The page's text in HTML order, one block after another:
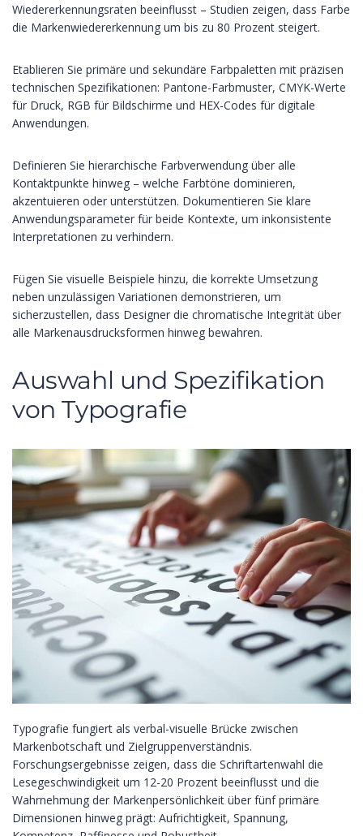
Wiedererkennungsraten beeinflusst – Studien zeigen, dass Farbe
die Markenwiedererkennung um bis zu 80 Prozent steigert.
Etablieren Sie primäre und sekundäre Farbpaletten mit präzisen
technischen Spezifikationen: Pantone-Farbmuster, CMYK-Werte
für Druck, RGB für Bildschirme und HEX-Codes für digitale
Anwendungen.
Definieren Sie hierarchische Farbverwendung über alle
Kontaktpunkte hinweg – welche Farbtöne dominieren,
akzentuieren oder unterstützen. Dokumentieren Sie klare
Anwendungsparameter für beide Kontexte, um inkonsistente
Interpretationen zu verhindern.
Fügen Sie visuelle Beispiele hinzu, die korrekte Umsetzung
neben unzulässigen Variationen demonstrieren, um
sicherzustellen, dass Designer die chromatische Integrität über
alle Markenausdrucksformen hinweg bewahren.
Auswahl und Spezifikation
von Typografie
Typografie fungiert als verbal-visuelle Brücke zwischen
Markenbotschaft und Zielgruppenverständnis.
Forschungsergebnisse zeigen, dass die Schriftartenwahl die
Lesegeschwindigkeit um 12-20 Prozent beeinflusst und die
Wahrnehmung der Markenpersönlichkeit über fünf primäre
Dimensionen hinweg prägt: Aufrichtigkeit, Spannung,